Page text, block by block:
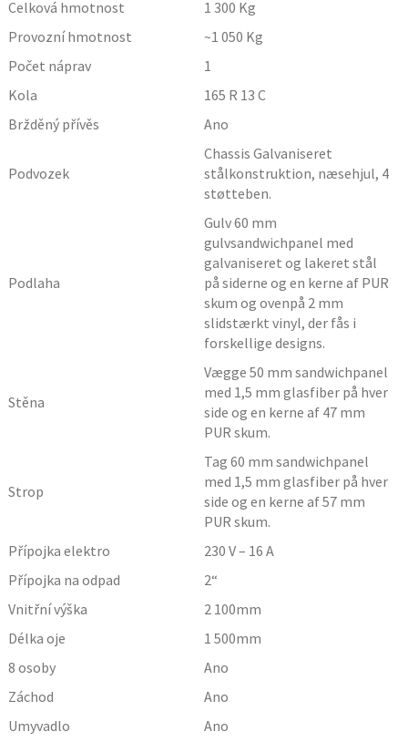
Celková hmotnost 1 300 Kg
Provozní hmotnost
~1 050 Kg
Počet náprav
1
Kola
165 R 13 C
Bržděný přívěs
Ano
Podvozek
Chassis Galvaniseret
stålkonstruktion, næsehjul, 4
støtteben.
Podlaha
Gulv 60 mm
gulvsandwichpanel med
galvaniseret og lakeret stål
på siderne og en kerne af PUR
skum og ovenpå 2 mm
slidstærkt vinyl, der fås i
forskellige designs.
Stěna
Vægge 50 mm sandwichpanel
med 1,5 mm glasfiber på hver
side og en kerne af 47 mm
PUR skum.
Strop
Tag 60 mm sandwichpanel
med 1,5 mm glasfiber på hver
side og en kerne af 57 mm
PUR skum.
Přípojka elektro
230 V – 16 A
Přípojka na odpad
2“
Vnitřní výška
2 100mm
Délka oje
1 500mm
8 osoby
Ano
Záchod
Ano
Umyvadlo
Ano